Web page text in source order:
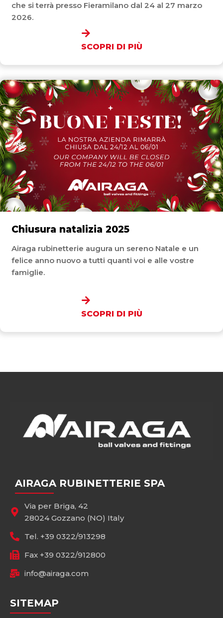
che si terrà presso Fieramilano dal 24 al 27 marzo
2026.
SCOPRI DI PIÙ
Chiusura natalizia 2025
Airaga rubinetterie augura un sereno Natale e un
felice anno nuovo a tutti quanti voi e alle vostre
famiglie.
SCOPRI DI PIÙ
AIRAGA RUBINETTERIE SPA
Via per Briga, 42
28024 Gozzano (NO) Italy
Tel. +39 0322/913298
Fax +39 0322/912800
info@airaga.com
SITEMAP